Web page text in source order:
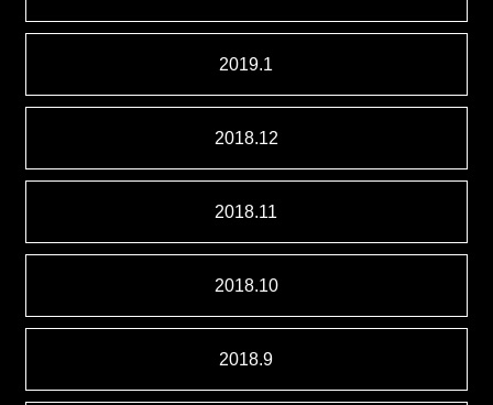
2019.1
2018.12
2018.11
2018.10
2018.9